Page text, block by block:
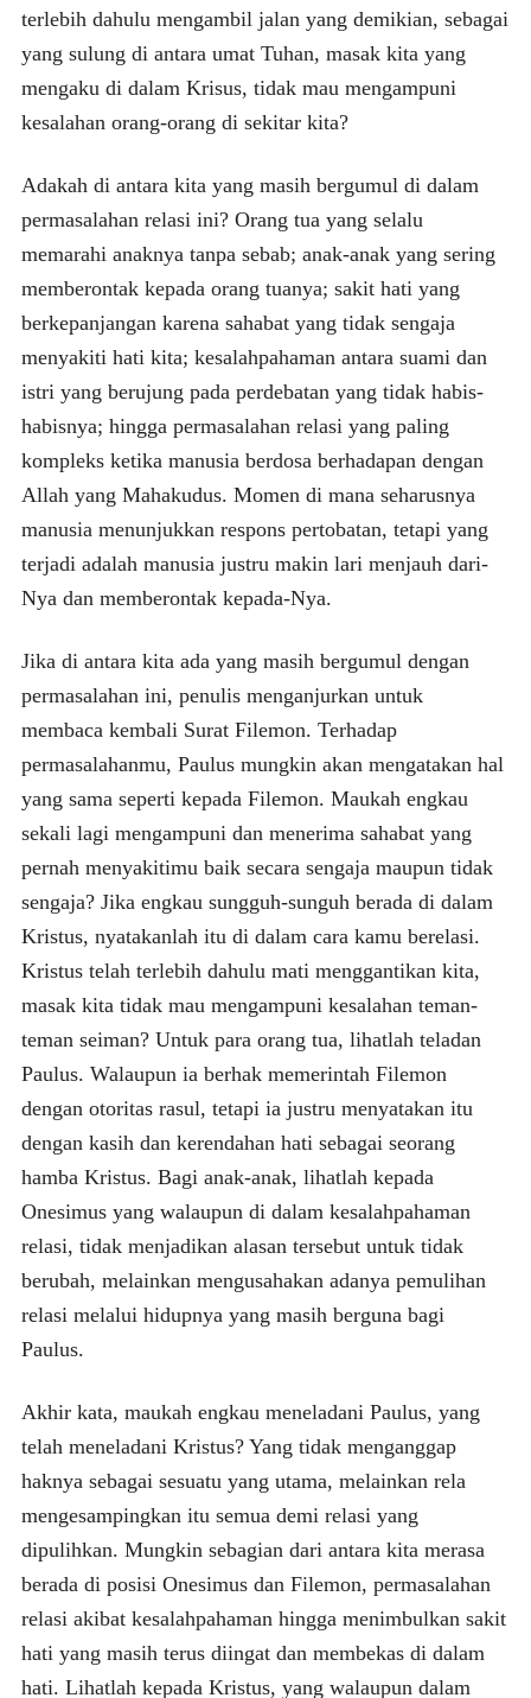
terlebih dahulu mengambil jalan yang demikian, sebagai
yang sulung di antara umat Tuhan, masak kita yang
mengaku di dalam Krisus, tidak mau mengampuni
kesalahan orang-orang di sekitar kita?
Adakah di antara kita yang masih bergumul di dalam
permasalahan relasi ini? Orang tua yang selalu
memarahi anaknya tanpa sebab; anak-anak yang sering
memberontak kepada orang tuanya; sakit hati yang
berkepanjangan karena sahabat yang tidak sengaja
menyakiti hati kita; kesalahpahaman antara suami dan
istri yang berujung pada perdebatan yang tidak habis-
habisnya; hingga permasalahan relasi yang paling
kompleks ketika manusia berdosa berhadapan dengan
Allah yang Mahakudus. Momen di mana seharusnya
manusia menunjukkan respons pertobatan, tetapi yang
terjadi adalah manusia justru makin lari menjauh dari-
Nya dan memberontak kepada-Nya.
Jika di antara kita ada yang masih bergumul dengan
permasalahan ini, penulis menganjurkan untuk
membaca kembali Surat Filemon. Terhadap
permasalahanmu, Paulus mungkin akan mengatakan hal
yang sama seperti kepada Filemon. Maukah engkau
sekali lagi mengampuni dan menerima sahabat yang
pernah menyakitimu baik secara sengaja maupun tidak
sengaja? Jika engkau sungguh-sunguh berada di dalam
Kristus, nyatakanlah itu di dalam cara kamu berelasi.
Kristus telah terlebih dahulu mati menggantikan kita,
masak kita tidak mau mengampuni kesalahan teman-
teman seiman? Untuk para orang tua, lihatlah teladan
Paulus. Walaupun ia berhak memerintah Filemon
dengan otoritas rasul, tetapi ia justru menyatakan itu
dengan kasih dan kerendahan hati sebagai seorang
hamba Kristus. Bagi anak-anak, lihatlah kepada
Onesimus yang walaupun di dalam kesalahpahaman
relasi, tidak menjadikan alasan tersebut untuk tidak
berubah, melainkan mengusahakan adanya pemulihan
relasi melalui hidupnya yang masih berguna bagi
Paulus.
Akhir kata, maukah engkau meneladani Paulus, yang
telah meneladani Kristus? Yang tidak menganggap
haknya sebagai sesuatu yang utama, melainkan rela
mengesampingkan itu semua demi relasi yang
dipulihkan. Mungkin sebagian dari antara kita merasa
berada di posisi Onesimus dan Filemon, permasalahan
relasi akibat kesalahpahaman hingga menimbulkan sakit
hati yang masih terus diingat dan membekas di dalam
hati. Lihatlah kepada Kristus, yang walaupun dalam